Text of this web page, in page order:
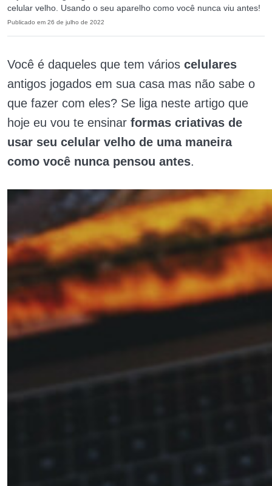
celular velho. Usando o seu aparelho como você nunca viu antes!
Publicado em 26 de julho de 2022
Você é daqueles que tem vários celulares
antigos jogados em sua casa mas não sabe o
que fazer com eles? Se liga neste artigo que
hoje eu vou te ensinar formas criativas de
usar seu celular velho de uma maneira
como você nunca pensou antes.